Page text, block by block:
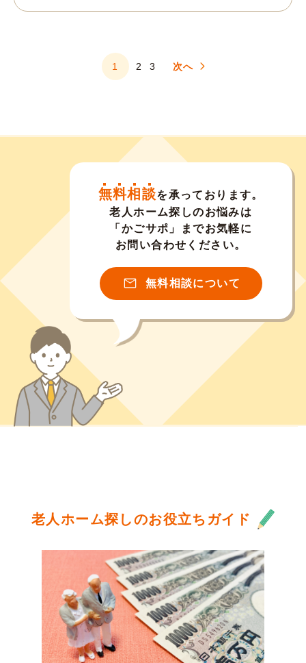
1 2 3 次へ
無料相談を承っております。
老人ホーム探しのお悩みは
「かごサポ」までお気軽に
お問い合わせください。
無料相談について
老人ホーム探しのお役立ちガイド